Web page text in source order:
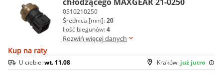
0510210250
Średnica [mm]:20
Ilość biegunów:4
Rozwiń więcej danych
Kup na raty
Kraków: już jutro
U ciebie:wt. 11.08